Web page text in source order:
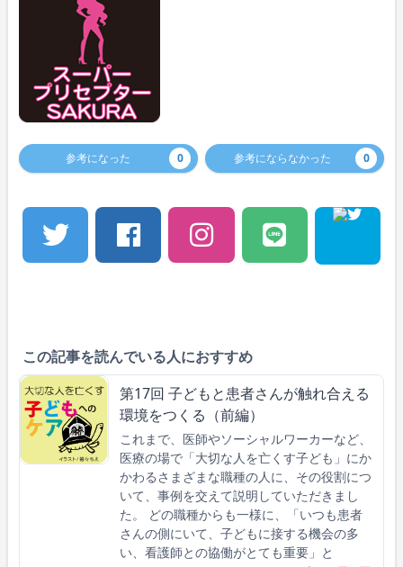
参考になった 0 参考にならなかった 0
この記事を読んでいる人におすすめ
第17回 子どもと患者さんが触れ合える
環境をつくる（前編）
これまで、医師やソーシャルワーカーなど、
医療の場で「大切な人を亡くす子ども」にか
かわるさまざまな職種の人に、その役割につ
いて、事例を交えて説明していただきまし
た。 どの職種からも一様に、「いつも患者
さんの側にいて、子どもに接する機会の多
い、看護師との協働がとても重要」と